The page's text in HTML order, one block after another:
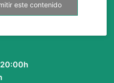
este contenido